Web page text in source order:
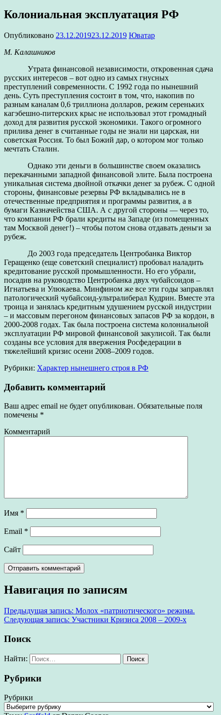
Колониальная эксплуатация РФ
Опубликовано 23.12.201923.12.2019 Юватар
М. Калашников
Утрата финансовой независимости, откровенная сдача
русских интересов – вот одно из самых гнусных
преступлений современности. С 1992 года по нынешний
день. Суть преступления состоит в том, что, накопив по
разным каналам 0,6 триллиона долларов, режим сереньких
кагэбешно-питерских крыс не использовал этот громадный
доход для развития русской экономики. Такого огромного
прилива денег в считанные годы не знали ни царская, ни
советская Россия. То был Божий дар, о котором мог только
мечтать Сталин.
Однако эти деньги в большинстве своем оказались
перекачанными западной финансовой элите. Была построена
уникальная система двойной откачки денег за рубеж. С одной
стороны, финансовые резервы РФ вкладывались не в
отечественные предприятия и программы развития, а в
бумаги Казначейства США. А с другой стороны — через то,
что компании РФ брали кредиты на Западе (из помещенных
там Москвой денег!) – чтобы потом снова отдавать деньги за
рубеж.
До 2003 года председатель Центробанка Виктор
Геращенко (еще советский специалист) пробовал наладить
кредитование русской промышленности. Но его убрали,
посадив на руководство Центробанка двух чубайсоидов –
Игнатьева и Улюкаева. Минфином же все эти годы заправлял
патологический чубайсоид-ультралиберал Кудрин. Вместе эта
троица и занялась кредитным удушением русской индустрии
– и массовым перегоном финансовых запасов РФ за кордон, в
2000-2008 годах. Так была построена система колониальной
эксплуатации РФ мировой финансовой закулисой. Так были
созданы все условия для ввержения Росфедерации в
тяжелейший кризис осени 2008–2009 годов.
Рубрики: Характер нынешнего строя в РФ
Добавить комментарий
Ваш адрес email не будет опубликован. Обязательные поля
помечены *
Комментарий
Имя *
Email *
Сайт
Навигация по записям
Предыдущая запись: Молох «патриотического» режима.
Следующая запись: Участники Кризиса 2008 – 2009-х
Поиск
Найти:
Рубрики
Рубрики